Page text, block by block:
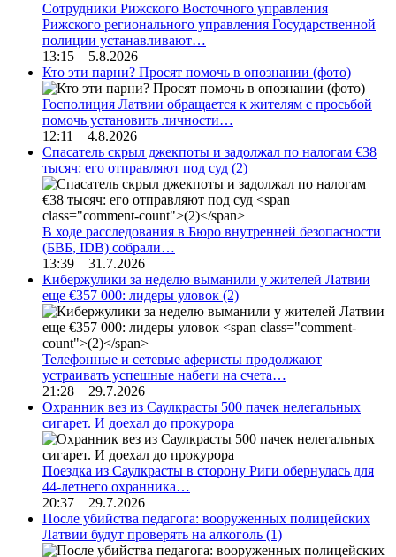
Сотрудники Рижского Восточного управления
Рижского регионального управления Государственной
полиции устанавливают…
13:15 5.8.2026
Кто эти парни? Просят помочь в опознании (фото)
Госполиция Латвии обращается к жителям с просьбой
помочь установить личности…
12:11 4.8.2026
Спасатель скрыл джекпоты и задолжал по налогам €38
тысяч: его отправляют под суд (2)
В ходе расследования в Бюро внутренней безопасности
(БВБ, IDB) собрали…
13:39 31.7.2026
Кибержулики за неделю выманили у жителей Латвии
еще €357 000: лидеры уловок (2)
Телефонные и сетевые аферисты продолжают
устраивать успешные набеги на счета…
21:28 29.7.2026
Охранник вез из Саулкрасты 500 пачек нелегальных
сигарет. И доехал до прокурора
Поездка из Саулкрасты в сторону Риги обернулась для
44-летнего охранника…
20:37 29.7.2026
После убийства педагога: вооруженных полицейских
Латвии будут проверять на алкоголь (1)